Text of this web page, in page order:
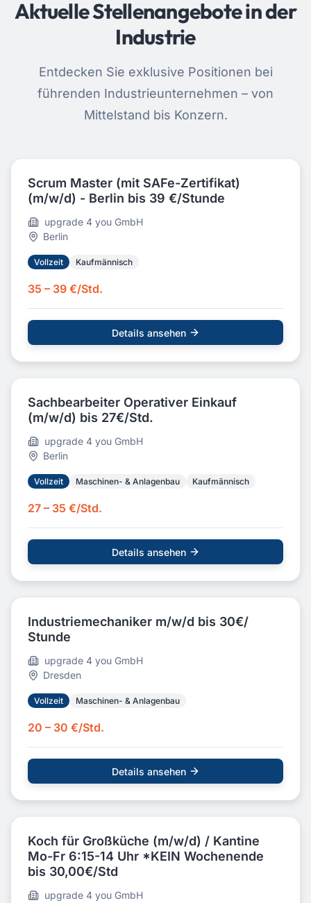
Aktuelle Stellenangebote in der
Industrie
Entdecken Sie exklusive Positionen bei
führenden Industrieunternehmen – von
Mittelstand bis Konzern.
Scrum Master (mit SAFe-Zertifikat)
(m/w/d) - Berlin bis 39 €/Stunde
upgrade 4 you GmbH
Berlin
Vollzeit Kaufmännisch
35 – 39 €/Std.
Details ansehen
Sachbearbeiter Operativer Einkauf
(m/w/d) bis 27€/Std.
upgrade 4 you GmbH
Berlin
Vollzeit Maschinen- & Anlagenbau Kaufmännisch
27 – 35 €/Std.
Details ansehen
Industriemechaniker m/w/d bis 30€/
Stunde
upgrade 4 you GmbH
Dresden
Vollzeit Maschinen- & Anlagenbau
20 – 30 €/Std.
Details ansehen
Koch für Großküche (m/w/d) / Kantine
Mo-Fr 6:15-14 Uhr *KEIN Wochenende
bis 30,00€/Std
upgrade 4 you GmbH